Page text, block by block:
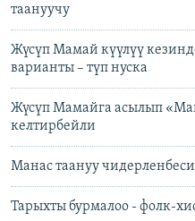
таануучу
Жүсүп Мамай күүлүү
варианты – түп нуска
Жүсүп Мамайга асылып
келтирбейли
Манас таануу
Тарыхты бурмалоо - фолк-